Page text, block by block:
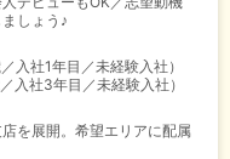
しょう♪
入社1年目／未経験入社）
入社3年目／未経験入社）
を展開。希望エリアに配属